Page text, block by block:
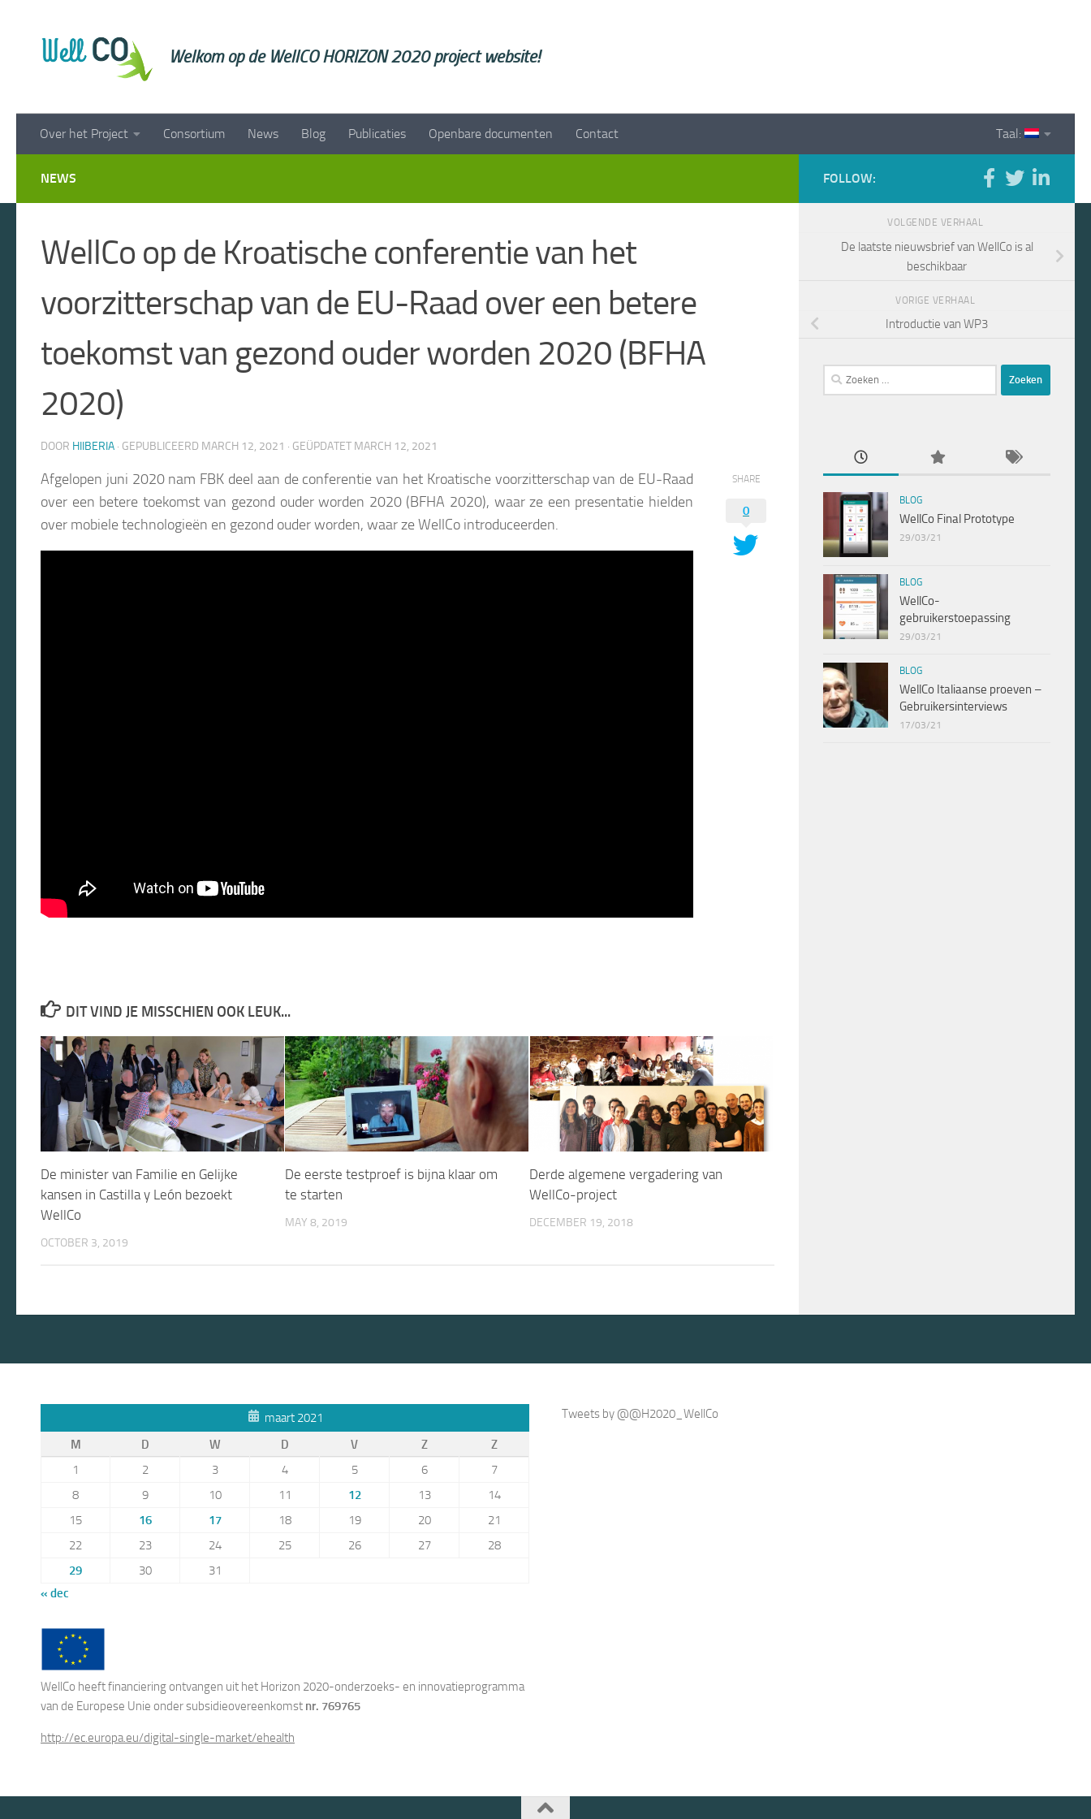
Welkom op de WellCO HORIZON 2020 project website!
Over het Project Consortium News Blog Publicaties Openbare documenten Contact Taal:
NEWS
WellCo op de Kroatische conferentie van het
voorzitterschap van de EU-Raad over een betere
toekomst van gezond ouder worden 2020 (BFHA
2020)
DOOR HIIBERIA · GEPUBLICEERD MARCH 12, 2021 · GEÜPDATET MARCH 12, 2021
Afgelopen juni 2020 nam FBK deel aan de conferentie van het Kroatische voorzitterschap van de EU-Raad
over een betere toekomst van gezond ouder worden 2020 (BFHA 2020), waar ze een presentatie hielden
over mobiele technologieën en gezond ouder worden, waar ze WellCo introduceerden.
SHARE
0
DIT VIND JE MISSCHIEN OOK LEUK...
De minister van Familie en Gelijke
kansen in Castilla y León bezoekt
WellCo
OCTOBER 3, 2019
De eerste testproef is bijna klaar om
te starten
MAY 8, 2019
Derde algemene vergadering van
WellCo-project
DECEMBER 19, 2018
FOLLOW:
VOLGENDE VERHAAL
De laatste nieuwsbrief van WellCo is al
beschikbaar
VORIGE VERHAAL
Introductie van WP3
Zoeken
naar:
BLOG
WellCo Final Prototype
29/03/21
BLOG
WellCo-
gebruikerstoepassing
29/03/21
BLOG
WellCo Italiaanse proeven –
Gebruikersinterviews
17/03/21
maart 2021
M
D W D V Z
Z
1
2 3 4 5 6
7
8
9 10 11 12 13
14
15
16 17 18 19 20
21
22
23 24 25 26 27
28
29
30
31
« dec
WellCo heeft financiering ontvangen uit het Horizon 2020-onderzoeks- en innovatieprogramma
van de Europese Unie onder subsidieovereenkomst nr. 769765
http://ec.europa.eu/digital-single-market/ehealth
Tweets by @@H2020_WellCo